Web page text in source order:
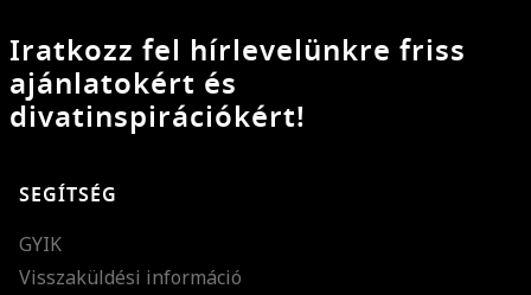
Iratkozz fel hírlevelünkre friss
ajánlatokért és
divatinspirációkért!
SEGÍTSÉG
GYIK
Visszaküldési információ